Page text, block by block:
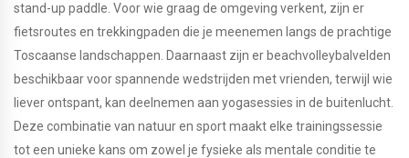
stand-up paddle. Voor wie graag de omgeving verkent, zijn er
fietsroutes en trekkingpaden die je meenemen langs de prachtige
Toscaanse landschappen. Daarnaast zijn er beachvolleybalvelden
beschikbaar voor spannende wedstrijden met vrienden, terwijl wie
liever ontspant, kan deelnemen aan yogasessies in de buitenlucht.
Deze combinatie van natuur en sport maakt elke trainingssessie
tot een unieke kans om zowel je fysieke als mentale conditie te